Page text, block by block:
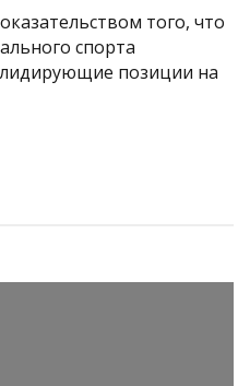
того, что
спорта
позиции на